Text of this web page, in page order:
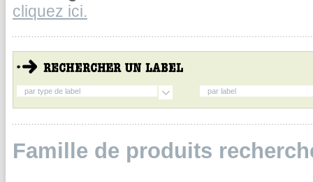
cliquez ici.
par type de label par label
Famille de produits